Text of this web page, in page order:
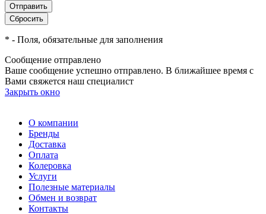
* - Поля, обязательные для заполнения
Сообщение отправлено
Ваше сообщение успешно отправлено. В ближайшее время с
Вами свяжется наш специалист
Закрыть окно
О компании
Бренды
Доставка
Оплата
Колеровка
Услуги
Полезные материалы
Обмен и возврат
Контакты